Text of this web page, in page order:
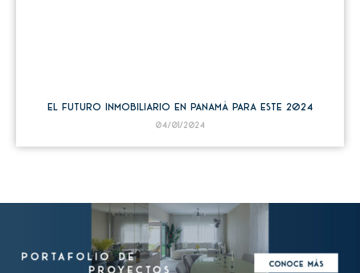
El futuro inmobiliario en Panamá para este 2024
04/01/2024